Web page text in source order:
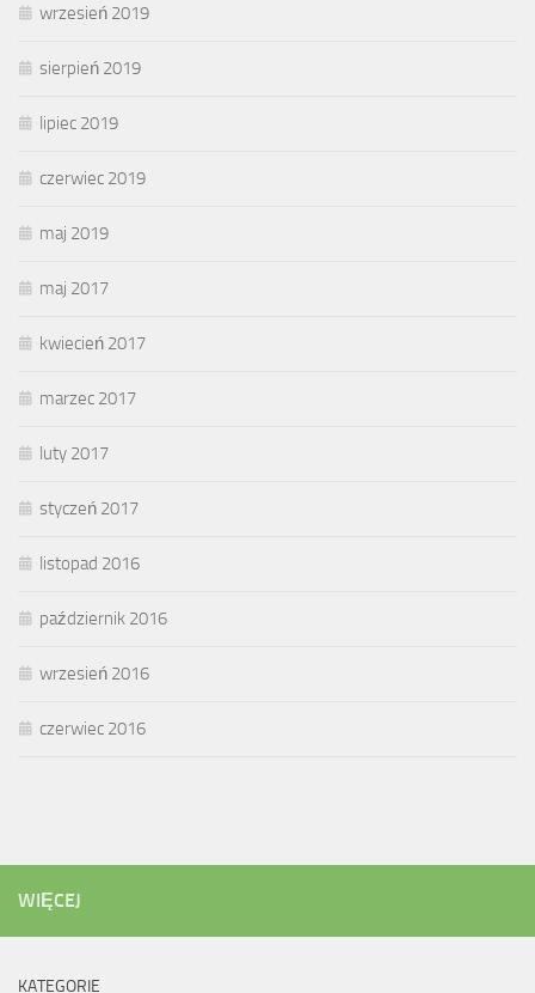
wrzesień 2019
sierpień 2019
lipiec 2019
czerwiec 2019
maj 2019
maj 2017
kwiecień 2017
marzec 2017
luty 2017
styczeń 2017
listopad 2016
październik 2016
wrzesień 2016
czerwiec 2016
WIĘCEJ
KATEGORIE